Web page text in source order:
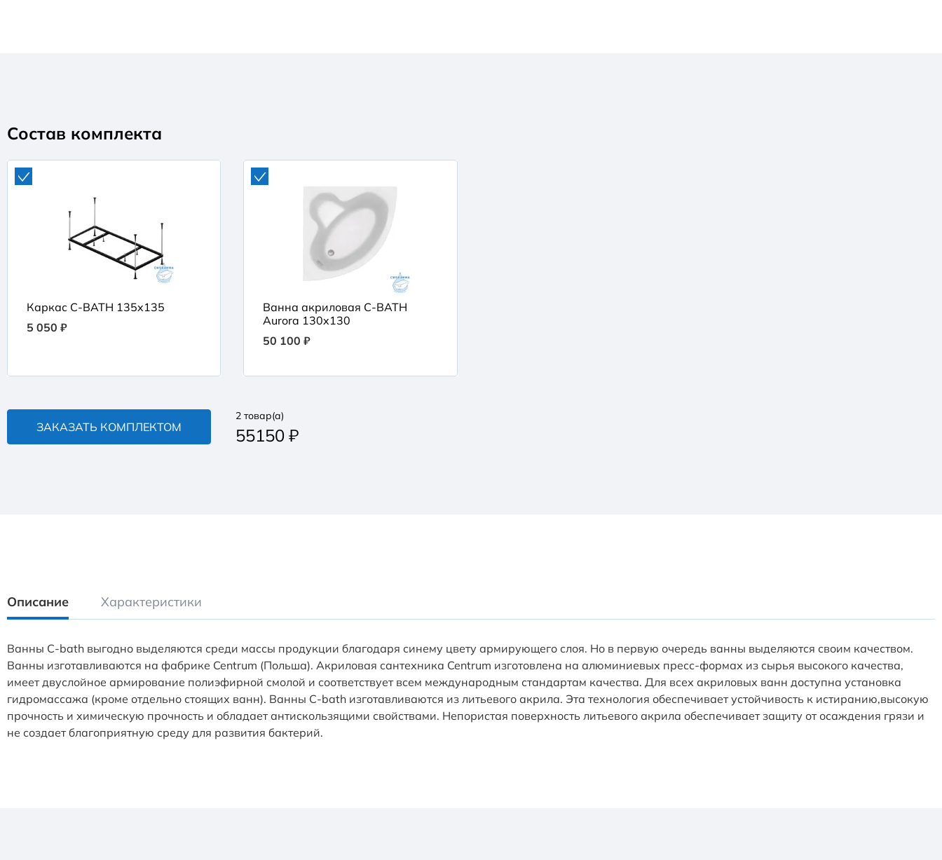
Состав комплекта
Каркас C-BATH 135x135
5 050 ₽
Ванна акриловая C-BATH
Aurora 130x130
50 100 ₽
ЗАКАЗАТЬ КОМПЛЕКТОМ
2 товар(а)
55150 ₽
Описание Характеристики
Ванны С-bath выгодно выделяются среди массы продукции благодаря синему цвету армирующего слоя. Но в первую очередь ванны выделяются своим качеством.
Ванны изготавливаются на фабрике Centrum (Польша). Акриловая сантехника Centrum изготовлена на алюминиевых пресс-формах из сырья высокого качества,
имеет двуслойное армирование полиэфирной смолой и соответствует всем международным стандартам качества. Для всех акриловых ванн доступна установка
гидромассажа (кроме отдельно стоящих ванн). Ванны C-bath изготавливаются из литьевого акрила. Эта технология обеспечивает устойчивость к истиранию,высокую
прочность и химическую прочность и обладает антискользящими свойствами. Непористая поверхность литьевого акрила обеспечивает защиту от осаждения грязи и
не создает благоприятную среду для развития бактерий.